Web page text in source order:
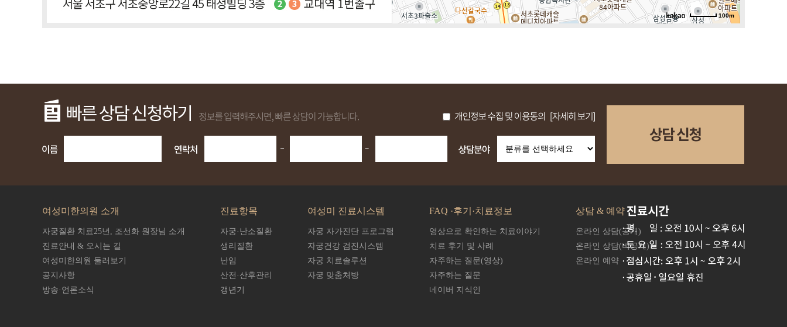
100m
여성미한의원 소개
자궁질환 치료25년, 조선화 원장님 소개
진료안내 & 오시는 길
여성미한의원 둘러보기
공지사항
방송·언론소식
진료항목
자궁·난소질환
생리질환
난임
산전·산후관리
갱년기
여성미 진료시스템
자궁 자가진단 프로그램
자궁건강 검진시스템
자궁 치료솔루션
자궁 맞춤처방
FAQ ·후기·치료정보
영상으로 확인하는 치료이야기
치료 후기 및 사례
자주하는 질문(영상)
자주하는 질문
네이버 지식인
상담 & 예약
온라인 상담(공개)
온라인 상담(비공개)
온라인 예약